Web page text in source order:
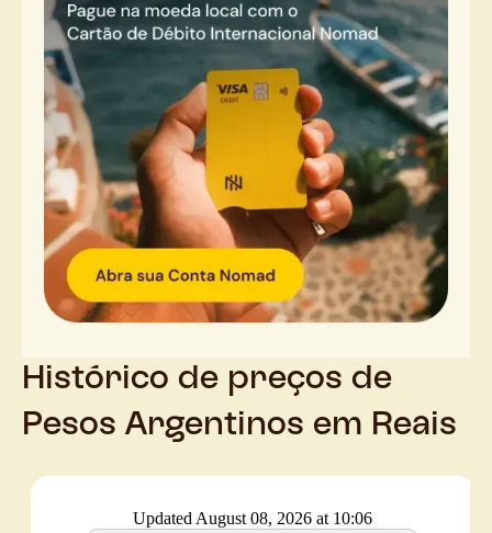
Histórico de preços de
Pesos Argentinos em Reais